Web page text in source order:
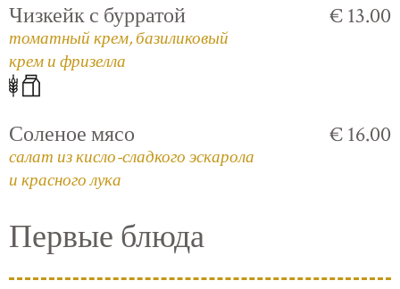
Чизкейк с бурратой
томатный крем, базиликовый
крем и фризелла
€ 13.00
Соленое мясо
салат из кисло-сладкого эскарола
и красного лука
€ 16.00
Первые блюда